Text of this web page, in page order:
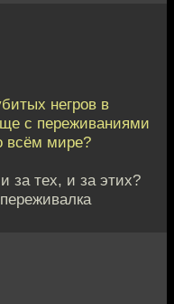
негров в
с переживаниями
всём мире?
за тех, и за этих?